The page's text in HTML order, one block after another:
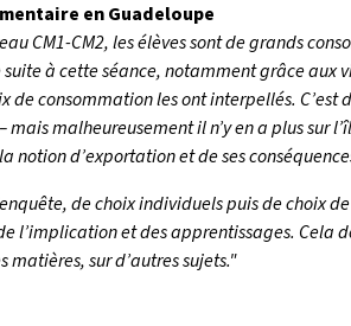
en Guadeloupe
CM1-CM2, les élèves sont de grands
à cette séance, notamment grâce aux
de consommation les ont interpellés.
malheureusement il n’y en a plus sur
notion d’exportation et de ses
de choix individuels puis de choix
l’implication et des apprentissages. Cela
matières, sur d’autres sujets."